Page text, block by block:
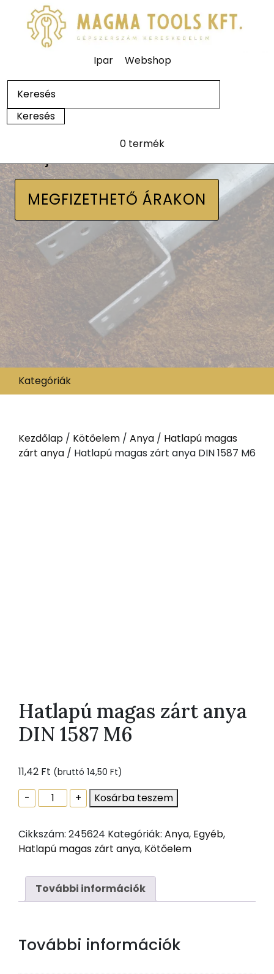
Ipar Webshop
0 termék
MEGFIZETHETŐ ÁRAKON
Kategóriák
Kezdőlap / Kötőelem / Anya / Hatlapú magas
zárt anya / Hatlapú magas zárt anya DIN 1587 M6
Hatlapú magas zárt anya
DIN 1587 M6
11,42 Ft (bruttó 14,50 Ft)
-
Hatlapú
magas
anya
DIN
M6
mennyiség
+ Kosárba teszem
Cikkszám: 245624 Kategóriák: Anya, Egyéb,
Hatlapú magas zárt anya, Kötőelem
További információk
További információk